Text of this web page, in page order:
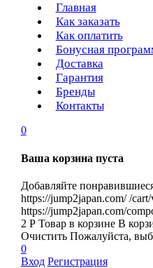
Главная
Как заказать
Как оплатить
Бонусная
Доставка
Гарантия
Бренды
Контакты
0
Ваша корзина пуста
Добавляйте
https://jump2japan.com/ /
https://jump2japan.com/
2 Р Товар в корзине В
Очистить Пожалуйста,
0
Вход Регистрация